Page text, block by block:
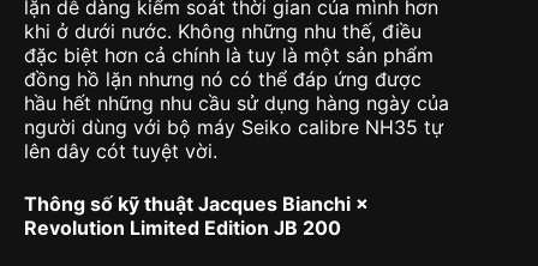
lặn dễ dàng kiểm soát thời gian của mình hơn
khi ở dưới nước. Không những nhu thế, điều
đặc biệt hơn cả chính là tuy là một sản phẩm
đồng hồ lặn nhưng nó có thể đáp ứng được
hầu hết những nhu cầu sử dụng hàng ngày của
người dùng với bộ máy Seiko calibre NH35 tự
lên dây cót tuyệt vời.
Thông số kỹ thuật Jacques Bianchi ×
Revolution Limited Edition JB 200